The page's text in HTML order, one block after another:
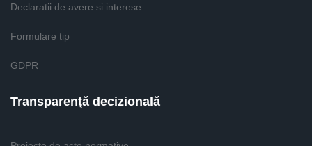
Declaratii de avere si interese
Formulare tip
GDPR
Transparenţă decizională